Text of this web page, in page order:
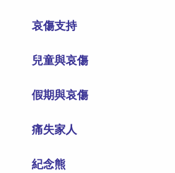
哀傷支持
兒童與哀傷
假期與哀傷
痛失家人
紀念熊